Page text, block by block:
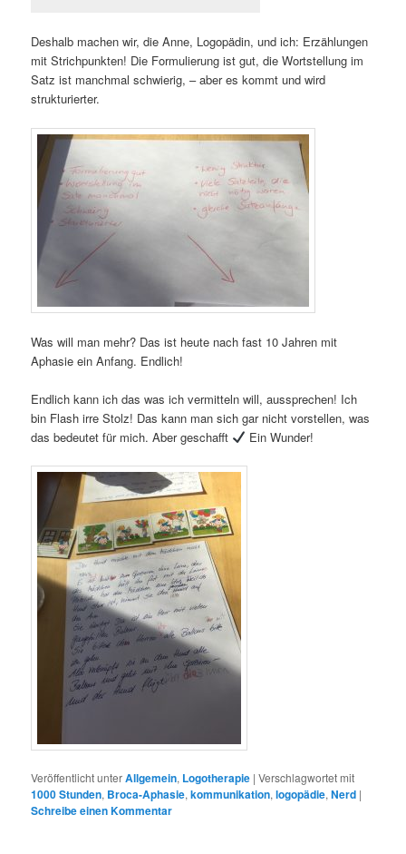
Deshalb machen wir, die Anne, Logopädin, und ich: Erzählungen
mit Strichpunkten! Die Formulierung ist gut, die Wortstellung im
Satz ist manchmal schwierig, – aber es kommt und wird
strukturierter.
Was will man mehr? Das ist heute nach fast 10 Jahren mit
Aphasie ein Anfang. Endlich!
Endlich kann ich das was ich vermitteln will, aussprechen! Ich
bin Flash irre Stolz! Das kann man sich gar nicht vorstellen, was
das bedeutet für mich. Aber geschafft
Ein Wunder!
Veröffentlicht unterAllgemein, Logotherapie |Verschlagwortet mit
1000 Stunden, Broca-Aphasie,kommunikation,logopädie,Nerd |
Schreibe einen Kommentar